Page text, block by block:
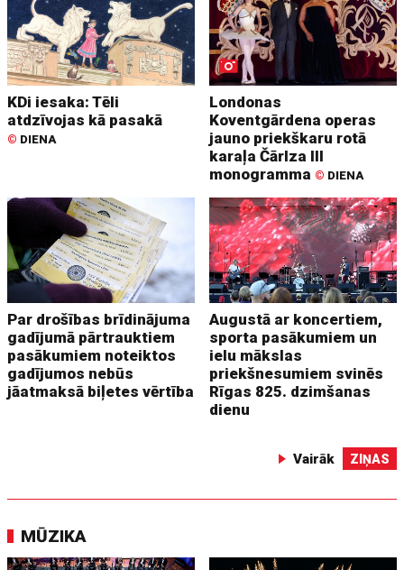
KDi iesaka: Tēli
atdzīvojas kā pasakā
© DIENA
Londonas
Koventgārdena operas
jauno priekškaru rotā
karaļa Čārlza III
monogramma © DIENA
Par drošības brīdinājuma
gadījumā pārtrauktiem
pasākumiem noteiktos
gadījumos nebūs
jāatmaksā biļetes vērtība
Augustā ar koncertiem,
sporta pasākumiem un
ielu mākslas
priekšnesumiem svinēs
Rīgas 825. dzimšanas
dienu
Vairāk ZIŅAS
MŪZIKA